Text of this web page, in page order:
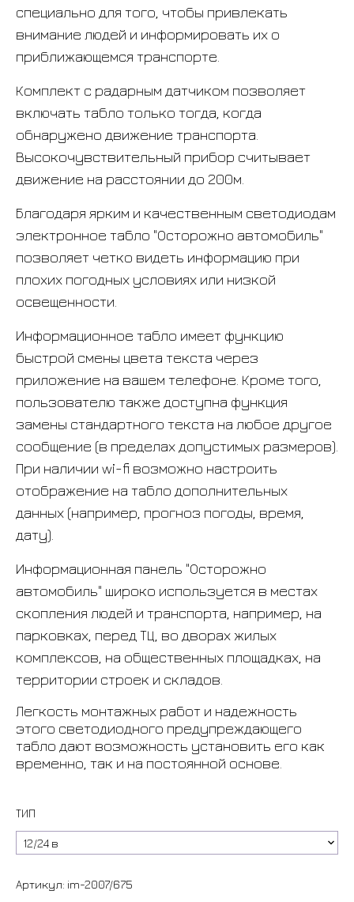
специально для того, чтобы привлекать
внимание людей и информировать их о
приближающемся транспорте.
Комплект с радарным датчиком позволяет
включать табло только тогда, когда
обнаружено движение транспорта.
Высокочувствительный прибор считывает
движение на расстоянии до 200м.
Благодаря ярким и качественным светодиодам
электронное табло "Осторожно автомобиль"
позволяет четко видеть информацию при
плохих погодных условиях или низкой
освещенности.
Информационное табло имеет функцию
быстрой смены цвета текста через
приложение на вашем телефоне. Кроме того,
пользователю также доступна функция
замены стандартного текста на любое другое
сообщение (в пределах допустимых размеров).
При наличии wi-fi возможно настроить
отображение на табло дополнительных
данных (например, прогноз погоды, время,
дату).
Информационная панель "Осторожно
автомобиль" широко используется в местах
скопления людей и транспорта, например, на
парковках, перед ТЦ, во дворах жилых
комплексов, на общественных площадках, на
территории строек и складов.
Легкость монтажных работ и надежность
этого светодиодного предупреждающего
табло дают возможность установить его как
временно, так и на постоянной основе.
ТИП
Артикул: im-2007/675